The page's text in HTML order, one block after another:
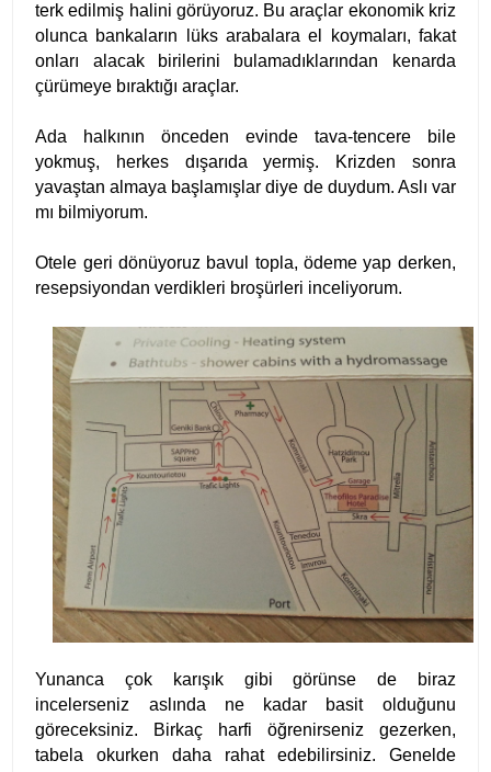
terk edilmiş halini görüyoruz. Bu araçlar ekonomik kriz
olunca bankaların lüks arabalara el koymaları, fakat
onları alacak birilerini bulamadıklarından kenarda
çürümeye bıraktığı araçlar.
Ada halkının önceden evinde tava-tencere bile
yokmuş, herkes dışarıda yermiş. Krizden sonra
yavaştan almaya başlamışlar diye de duydum. Aslı var
mı bilmiyorum.
Otele geri dönüyoruz bavul topla, ödeme yap derken,
resepsiyondan verdikleri broşürleri inceliyorum.
Yunanca çok karışık gibi görünse de biraz
incelerseniz aslında ne kadar basit olduğunu
göreceksiniz. Birkaç harfi öğrenirseniz gezerken,
tabela okurken daha rahat edebilirsiniz. Genelde